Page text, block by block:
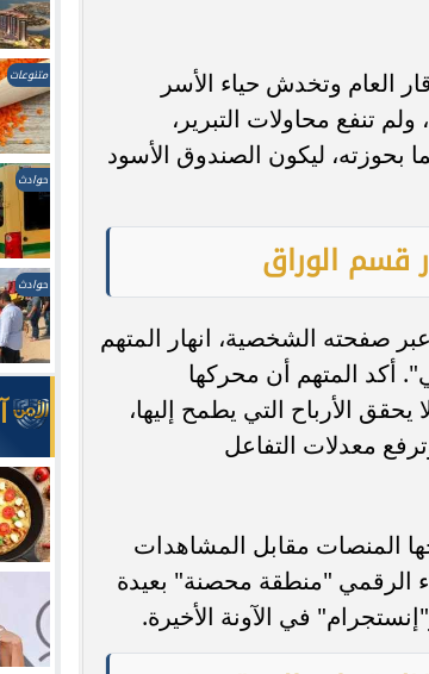
العام وتخدش حياء الأسر
تنفع محاولات التبرير،
بحوزته، ليكون الصندوق الأسود
قسم الوراق
صفحته الشخصية، انهار المتهم
أكد المتهم أن محركها
الأرباح التي يطمح إليها،
معدلات التفاعل
المنصات مقابل المشاهدات
الرقمي "منطقة محصنة" بعيدة
في الآونة الأخيرة.
متنوعات
حوادث
حوادث